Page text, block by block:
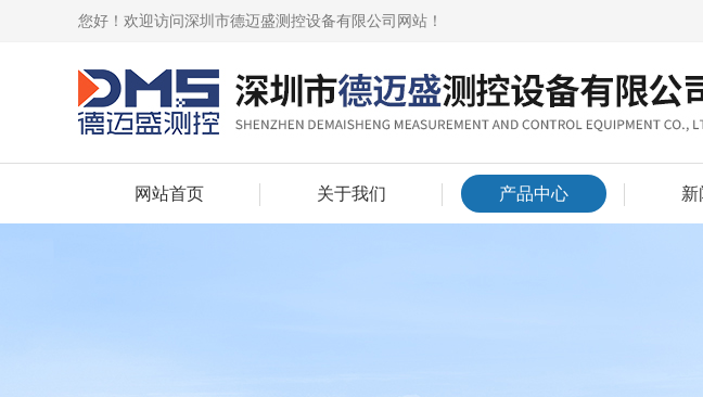
您好！欢迎访问深圳市德迈盛测控设备有限公司网站！
网站首页 关于我们 产品中心 新